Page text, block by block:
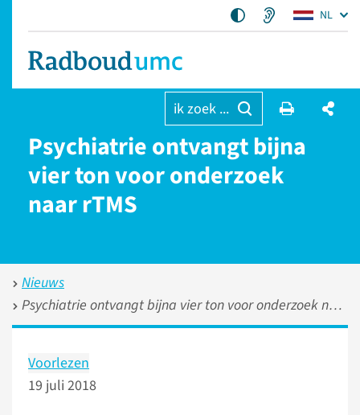
NL
ik zoek ...
Psychiatrie ontvangt bijna
vier ton voor onderzoek
naar rTMS
Nieuws
Psychiatrie ontvangt bijna vier ton voor onderzoek naar rTMS
Voorlezen
19 juli 2018